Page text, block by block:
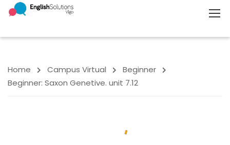
Home Campus Virtual
Beginner
Beginner: Saxon Genetive. unit 7.12